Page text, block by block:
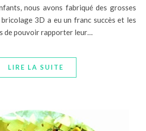
3D a eu un franc succès et les
de pouvoir rapporter leur…
LIRE LA SUITE